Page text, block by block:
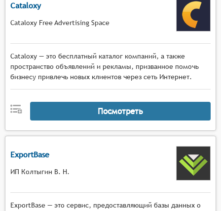
Cataloxy
Cataloxy Free Advertising Space
Cataloxy — это бесплатный каталог компаний, а также
пространство объявлений и рекламы, призванное помочь
бизнесу привлечь новых клиентов через сеть Интернет.
Посмотреть
ExportBase
ИП Колтыгин В. Н.
ExportBase — это сервис, предоставляющий базы данных о